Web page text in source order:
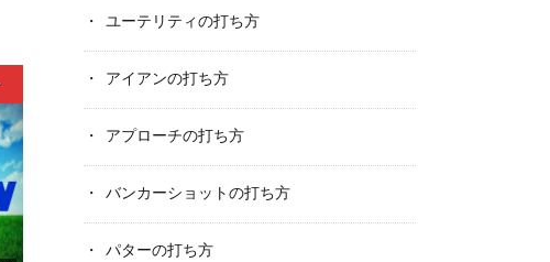
ユーテリティの打ち方
アイアンの打ち方
アプローチの打ち方
バンカーショットの打ち方
パターの打ち方